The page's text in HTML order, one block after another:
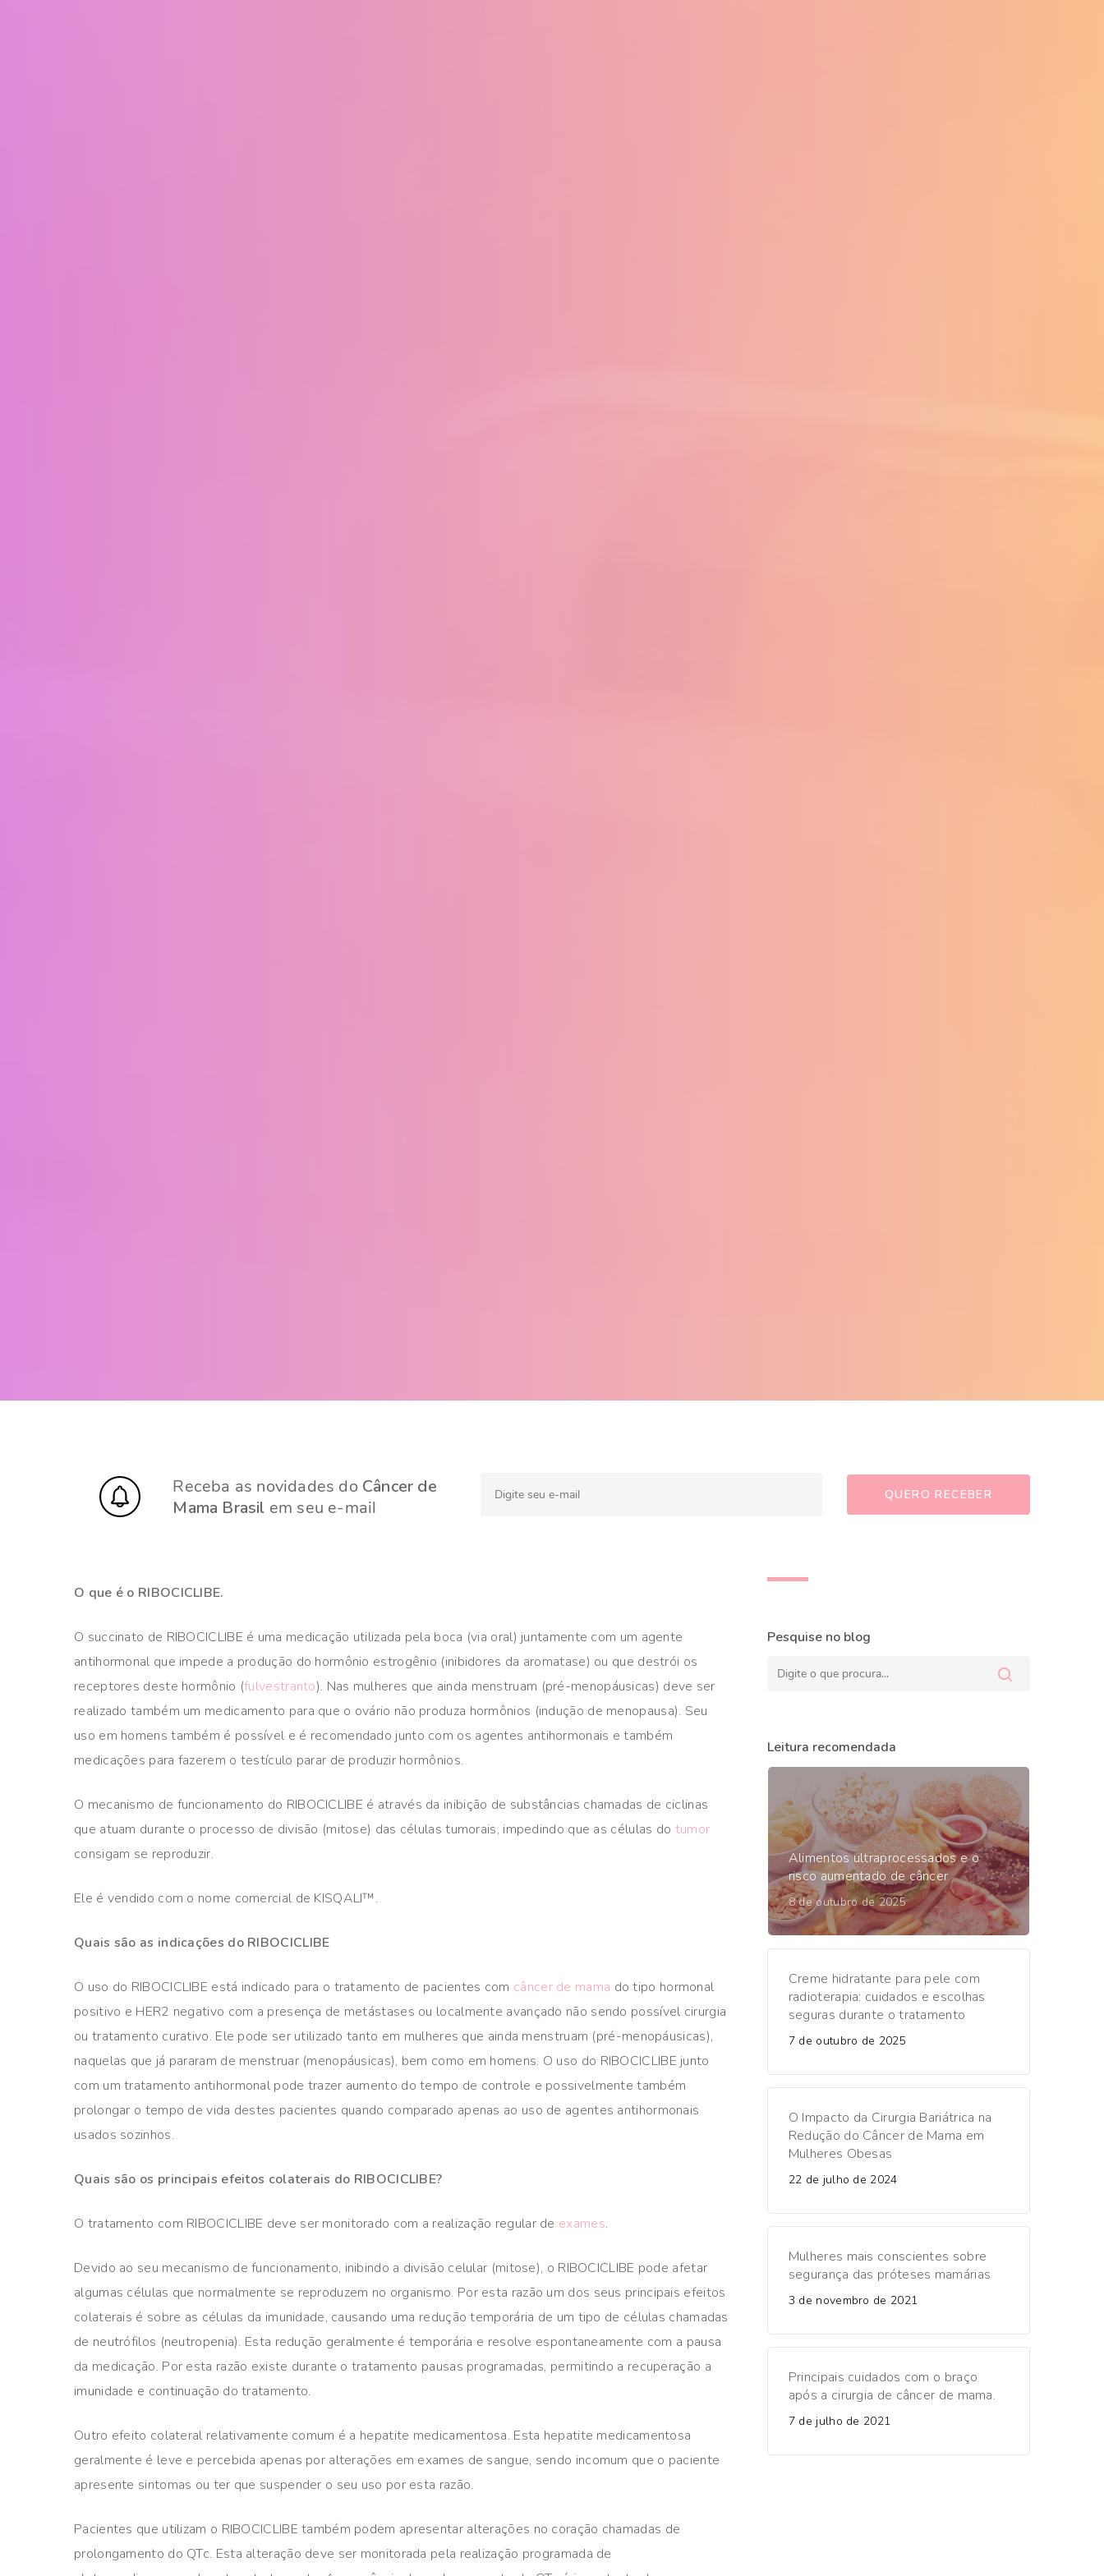
Receba as novidades do Câncer de
Mama Brasil em seu e-mail
O que é o RIBOCICLIBE.
O succinato de RIBOCICLIBE é uma medicação utilizada pela boca (via oral) juntamente com um agente
antihormonal que impede a produção do hormônio estrogênio (inibidores da aromatase) ou que destrói os
receptores deste hormônio (fulvestranto). Nas mulheres que ainda menstruam (pré-menopáusicas) deve ser
realizado também um medicamento para que o ovário não produza hormônios (indução de menopausa). Seu
uso em homens também é possível e é recomendado junto com os agentes antihormonais e também
medicações para fazerem o testículo parar de produzir hormônios.
O mecanismo de funcionamento do RIBOCICLIBE é através da inibição de substâncias chamadas de ciclinas
que atuam durante o processo de divisão (mitose) das células tumorais, impedindo que as células do tumor
consigam se reproduzir.
Ele é vendido com o nome comercial de KISQALI™.
Quais são as indicações do RIBOCICLIBE
O uso do RIBOCICLIBE está indicado para o tratamento de pacientes com câncer de mama do tipo hormonal
positivo e HER2 negativo com a presença de metástases ou localmente avançado não sendo possível cirurgia
ou tratamento curativo. Ele pode ser utilizado tanto em mulheres que ainda menstruam (pré-menopáusicas),
naquelas que já pararam de menstruar (menopáusicas), bem como em homens. O uso do RIBOCICLIBE junto
com um tratamento antihormonal pode trazer aumento do tempo de controle e possivelmente também
prolongar o tempo de vida destes pacientes quando comparado apenas ao uso de agentes antihormonais
usados sozinhos.
Quais são os principais efeitos colaterais do RIBOCICLIBE?
O tratamento com RIBOCICLIBE deve ser monitorado com a realização regular de exames.
Devido ao seu mecanismo de funcionamento, inibindo a divisão celular (mitose), o RIBOCICLIBE pode afetar
algumas células que normalmente se reproduzem no organismo. Por esta razão um dos seus principais efeitos
colaterais é sobre as células da imunidade, causando uma redução temporária de um tipo de células chamadas
de neutrófilos (neutropenia). Esta redução geralmente é temporária e resolve espontaneamente com a pausa
da medicação. Por esta razão existe durante o tratamento pausas programadas, permitindo a recuperação a
imunidade e continuação do tratamento.
Outro efeito colateral relativamente comum é a hepatite medicamentosa. Esta hepatite medicamentosa
geralmente é leve e percebida apenas por alterações em exames de sangue, sendo incomum que o paciente
apresente sintomas ou ter que suspender o seu uso por esta razão.
Pacientes que utilizam o RIBOCICLIBE também podem apresentar alterações no coração chamadas de
prolongamento do QTc. Esta alteração deve ser monitorada pela realização programada de
Pesquise no blog
Leitura recomendada
Alimentos ultraprocessados e o
risco aumentado de câncer
8 de outubro de 2025
Creme hidratante para pele com
radioterapia: cuidados e escolhas
seguras durante o tratamento
7 de outubro de 2025
O Impacto da Cirurgia Bariátrica na
Redução do Câncer de Mama em
Mulheres Obesas
22 de julho de 2024
Mulheres mais conscientes sobre
segurança das próteses mamárias
3 de novembro de 2021
Principais cuidados com o braço
após a cirurgia de câncer de mama.
7 de julho de 2021